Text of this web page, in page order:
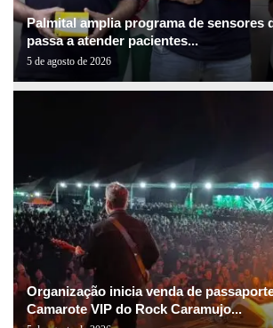
Palmital amplia programa de sensores
passa a atender pacientes...
5 de agosto de 2026
Organização inicia venda de
Camarote VIP do Rock Caramujo...